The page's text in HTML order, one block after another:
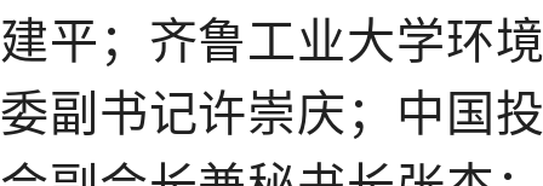
建平；齐鲁工业大学环
委副书记许崇庆；中国